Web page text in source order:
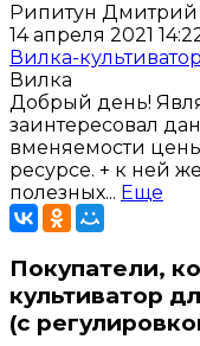
Рипитун Дмитрий
14 апреля 2021
Вилка-
Вилка
Добрый день!
заинтересовал
вменяемости
ресурсе. + к ней
полезных... Еще
Покупатели,
культиватор
(с